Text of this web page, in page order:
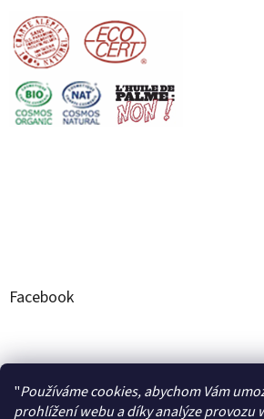
"Používáme cookies, abychom Vám
prohlížení webu a díky analýze provozu
Facebook
Naše produkty a jejich hodnocení na